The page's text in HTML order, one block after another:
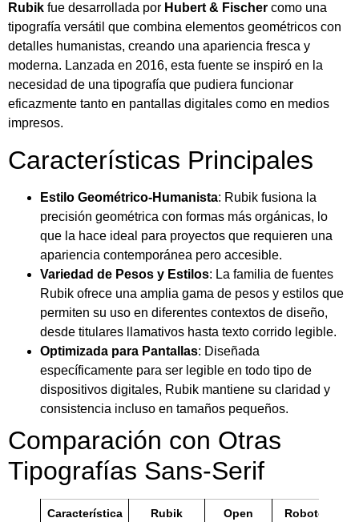
Rubik fue desarrollada por Hubert & Fischer como una
tipografía versátil que combina elementos geométricos con
detalles humanistas, creando una apariencia fresca y
moderna. Lanzada en 2016, esta fuente se inspiró en la
necesidad de una tipografía que pudiera funcionar
eficazmente tanto en pantallas digitales como en medios
impresos.
Características Principales
Estilo Geométrico-Humanista: Rubik fusiona la
precisión geométrica con formas más orgánicas, lo
que la hace ideal para proyectos que requieren una
apariencia contemporánea pero accesible.
Variedad de Pesos y Estilos: La familia de fuentes
Rubik ofrece una amplia gama de pesos y estilos que
permiten su uso en diferentes contextos de diseño,
desde titulares llamativos hasta texto corrido legible.
Optimizada para Pantallas: Diseñada
específicamente para ser legible en todo tipo de
dispositivos digitales, Rubik mantiene su claridad y
consistencia incluso en tamaños pequeños.
Comparación con Otras
Tipografías Sans-Serif
Característica Rubik
Open
Roboto